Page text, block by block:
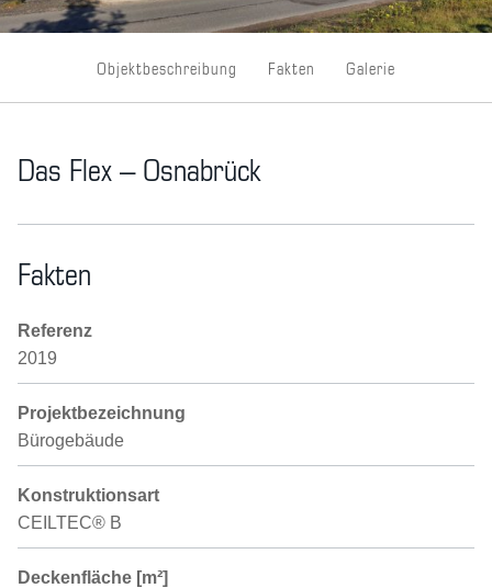
Objektbeschreibung Fakten Galerie
Das Flex – Osnabrück
Fakten
Referenz
2019
Projektbezeichnung
Bürogebäude
Konstruktionsart
CEILTEC® B
Deckenfläche [m²]